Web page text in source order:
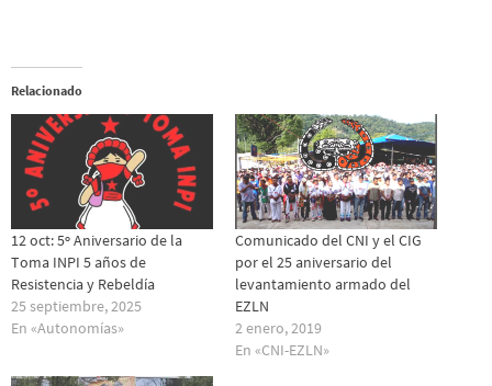
Relacionado
12 oct: 5º Aniversario de la
Toma INPI 5 años de
Resistencia y Rebeldía
25 septiembre, 2025
En «Autonomías»
Comunicado del CNI y el CIG
por el 25 aniversario del
levantamiento armado del
EZLN
2 enero, 2019
En «CNI-EZLN»